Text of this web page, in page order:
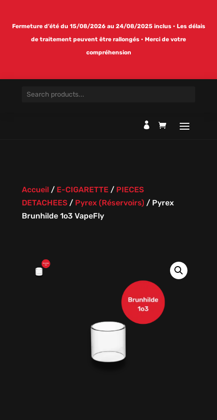
Fermeture d’été du 15/08/2026 au 24/08/2025 inclus • Les délais
de traitement peuvent être rallongés • Merci de votre
compréhension

Accueil/ E-CIGARETTE/ PIECES
DETACHEES/ Pyrex (Réservoirs) / Pyrex
Brunhilde 1o3 VapeFly